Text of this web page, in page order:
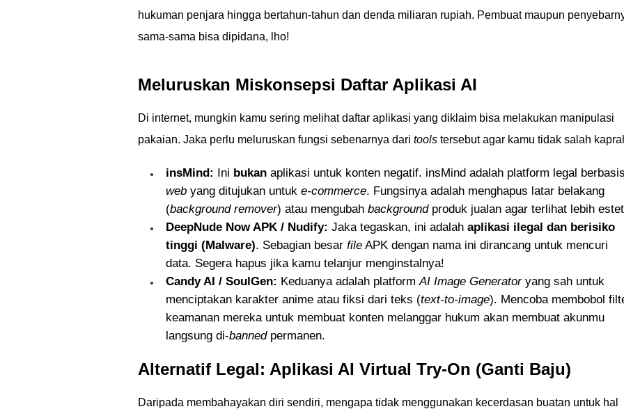
hukuman penjara hingga bertahun-tahun dan denda miliaran rupiah. Pembuat maupun
sama-sama bisa dipidana, lho!
Meluruskan Miskonsepsi Daftar Aplikasi AI
Di internet, mungkin kamu sering melihat daftar aplikasi yang diklaim bisa melakukan manipulasi
pakaian. Jaka perlu meluruskan fungsi sebenarnya dari tools tersebut agar kamu tidak salah
insMind: Ini bukan aplikasi untuk konten negatif. insMind adalah platform legal
web yang ditujukan untuk e-commerce. Fungsinya adalah menghapus latar belakang
(background remover) atau mengubah backgroundproduk jualan agar terlihat lebih
DeepNude Now APK / Nudify: Jaka tegaskan, ini adalah aplikasi ilegal dan berisiko
tinggi (Malware). Sebagian besar file APK dengan nama ini dirancang untuk mencuri
data. Segera hapus jika kamu telanjur menginstalnya!
Candy AI / SoulGen: Keduanya adalah platformAI Image Generatoryang sah untuk
menciptakan karakter anime atau fiksi dari teks (text-to-image). Mencoba membobol
keamanan mereka untuk membuat konten melanggar hukum akan membuat akunmu
langsung di-bannedpermanen.
Alternatif Legal: Aplikasi AI Virtual Try-On (Ganti Baju)
Daripada membahayakan diri sendiri, mengapa tidak menggunakan kecerdasan buatan untuk hal